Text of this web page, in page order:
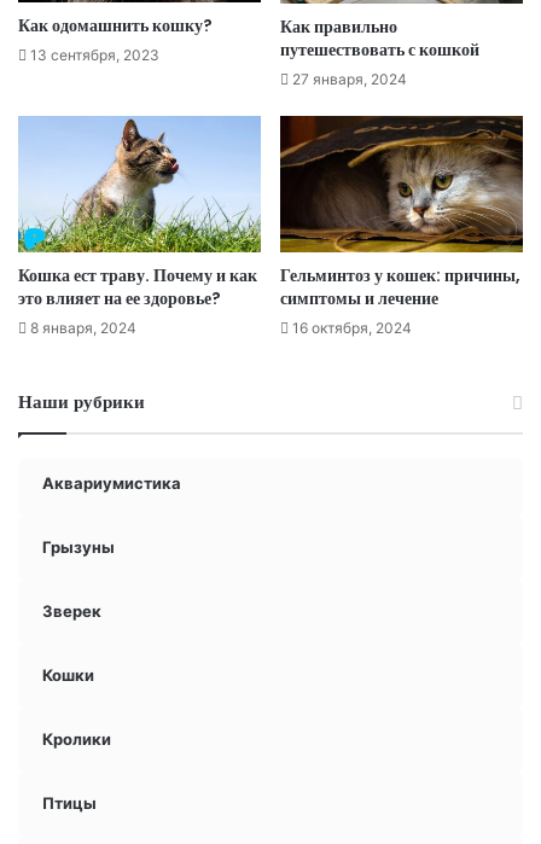
Как одомашнить кошку?
13 сентября, 2023
Как правильно
путешествовать с кошкой
27 января, 2024
Кошка ест траву. Почему и как
это влияет на ее здоровье?
8 января, 2024
Гельминтоз у кошек: причины,
симптомы и лечение
16 октября, 2024
Наши рубрики
Аквариумистика
Грызуны
Зверек
Кошки
Кролики
Птицы